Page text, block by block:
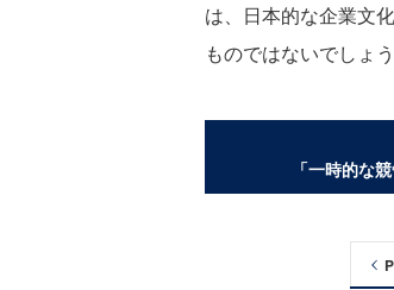
は、日本的な企業文
ものではないでしょう
「一時的な